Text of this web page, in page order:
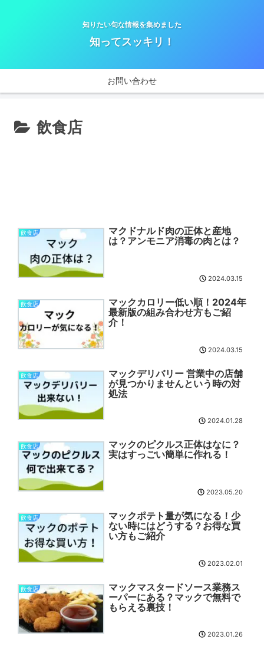
知りたい旬な情報を集めました
知ってスッキリ！
お問い合わせ
飲食店
飲食店
マクドナルド肉の正体と産地
は？アンモニア消毒の肉とは？
2024.03.15
飲食店
マックカロリー低い順！2024年
最新版の組み合わせ方もご紹
介！
2024.03.15
飲食店
マックデリバリー 営業中の店舗
が見つかりませんという時の対
処法
2024.01.28
飲食店
マックのピクルス正体はなに？
実はすっごい簡単に作れる！
2023.05.20
飲食店
マックポテト量が気になる！少
ない時にはどうする？お得な買
い方もご紹介
2023.02.01
飲食店
マックマスタードソース業務ス
ーパーにある？マックで無料で
もらえる裏技！
2023.01.26